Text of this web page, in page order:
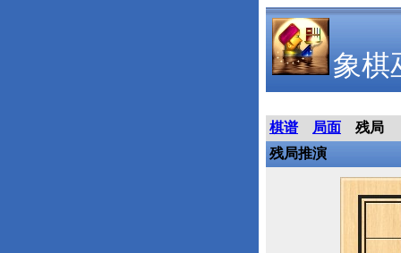
象棋
棋谱 局面
残局
残局推演